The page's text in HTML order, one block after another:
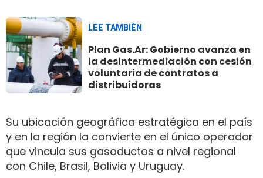
LEE TAMBIÉN
Plan Gas.Ar: Gobierno avanza en
la desintermediación con cesión
voluntaria de contratos a
distribuidoras
Su ubicación geográfica estratégica en el país
y en la región la convierte en el único operador
que vincula sus gasoductos a nivel regional
con Chile, Brasil, Bolivia y Uruguay.